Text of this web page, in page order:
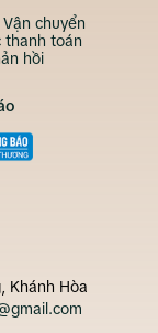
chuyển
thanh toán
hồi
Khánh Hòa